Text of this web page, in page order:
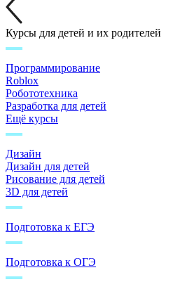
Курсы для детей и их родителей
Программирование
Roblox
Робототехника
Разработка для детей
Ещё курсы
Дизайн
Дизайн для детей
Рисование для детей
3D для детей
Подготовка к ЕГЭ
Подготовка к ОГЭ